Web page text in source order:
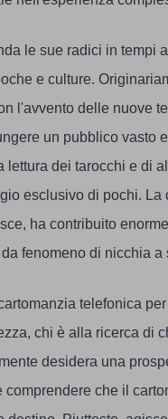
le sue radici in tempi
e culture.
l'avvento delle nuove
un pubblico vasto
lettura dei tarocchi e di
esclusivo di pochi.
ha contribuito
fenomeno di nicchia
telefonica
chi è alla ricerca di
desidera una
comprendere che il